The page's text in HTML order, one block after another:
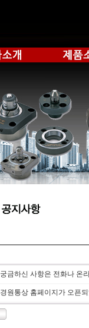
궁금하신 사항은 전화나 온
경원통상 홈페이지가 오픈